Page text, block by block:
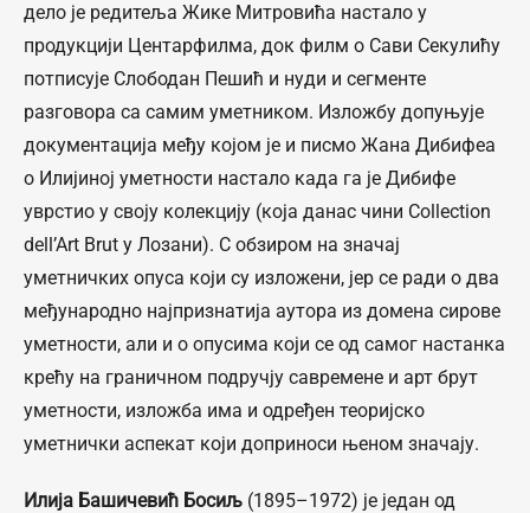
дело је редитеља Жике Митровића настало у
продукцији Центарфилма, док филм о Сави Секулићу
потписује Слободан Пешић и нуди и сегменте
разговора са самим уметником. Изложбу допуњује
документација међу којом је и писмо Жана Дибифеа
о Илијиној уметности настало када га је Дибифе
уврстио у своју колекцију (која данас чини Collection
dell’Art Brut у Лозани). С обзиром на значај
уметничких опуса који су изложени, јер се ради о два
међународно најпризнатија аутора из домена сирове
уметности, али и о опусима који се од самог настанка
крећу на граничном подручју савремене и арт брут
уметности, изложба има и одређен теоријско
уметнички аспекат који доприноси њеном значају.
Илија Башичевић Босиљ (1895–1972) је један од